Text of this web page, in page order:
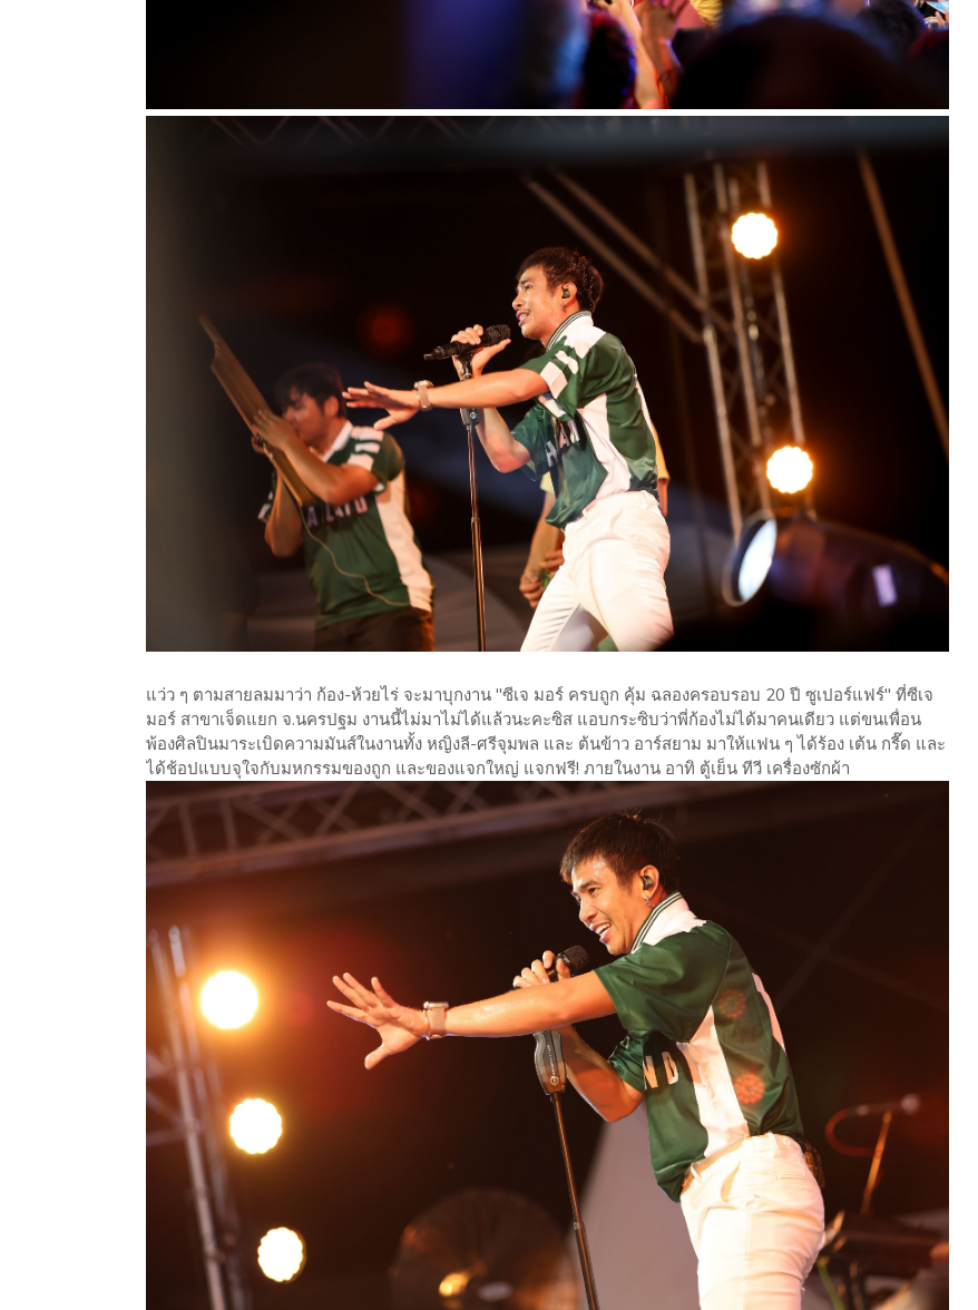
แว่ว ๆ ตามสายลมมาว่า ก้อง-ห้วยไร่ จะมาบุกงาน "ซีเจ มอร์ ครบถูก คุ้ม ฉลองครอบรอบ 20 ปี ซูเปอร์แฟร์" ที่ซีเจ
มอร์ สาขาเจ็ดแยก จ.นครปฐม งานนี้ไม่มาไม่ได้แล้วนะคะซิส แอบกระซิบว่าพี่ก้องไม่ได้มาคนเดียว แต่ขนเพื่อน
พ้องศิลปินมาระเบิดความมันส์ในงานทั้ง หญิงลี-ศรีจุมพล และ ต้นข้าว อาร์สยาม มาให้แฟน ๆ ได้ร้อง เต้น กรี๊ด และ
ได้ช้อปแบบจุใจกับมหกรรมของถูก และของแจกใหญ่ แจกฟรี! ภายในงาน อาทิ ตู้เย็น ทีวี เครื่องซักผ้า